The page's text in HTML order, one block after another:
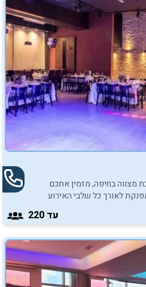
מצווה בחיפה, מזמין אתכם
לאורך כל שלבי האירוע
עד 220